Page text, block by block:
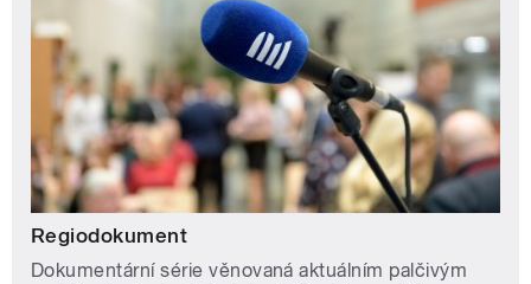
Regiodokument
Dokumentární série věnovaná aktuálním palčivým